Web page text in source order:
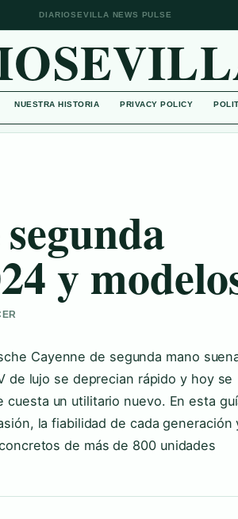
DIARIOSEVILLA NEWS PULSE
NUESTRA HISTORIA PRIVACY POLICY
y
Cayenne de segunda mano
de lujo se deprecian rápido y hoy se
un utilitario nuevo. En esta
la fiabilidad de cada generación
de más de 800 unidades